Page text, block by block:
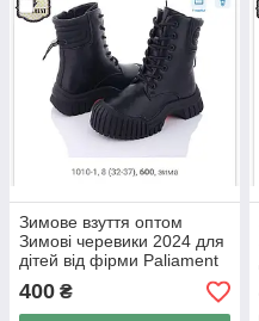
Зимове взуття оптом
Зимові черевики 2024 для
дітей від фірми Paliament
(32-37)
400 ₴